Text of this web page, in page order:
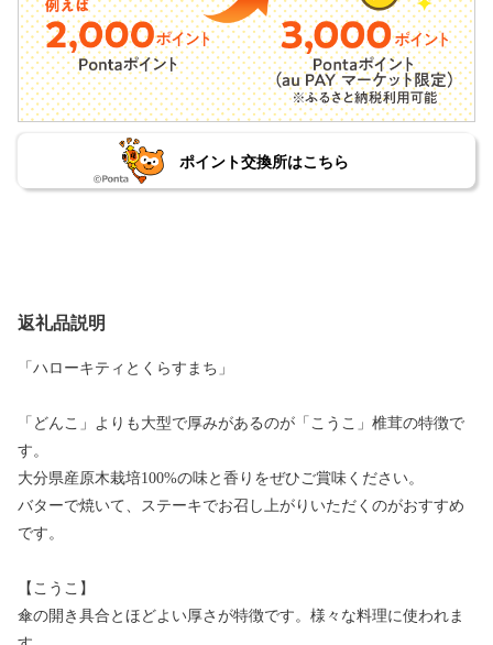
ポイント交換所はこちら
返礼品説明
「ハローキティとくらすまち」
「どんこ」よりも大型で厚みがあるのが「こうこ」椎茸の特徴で
す。
大分県産原木栽培100%の味と香りをぜひご賞味ください。
バターで焼いて、ステーキでお召し上がりいただくのがおすすめ
です。
【こうこ】
傘の開き具合とほどよい厚さが特徴です。様々な料理に使われま